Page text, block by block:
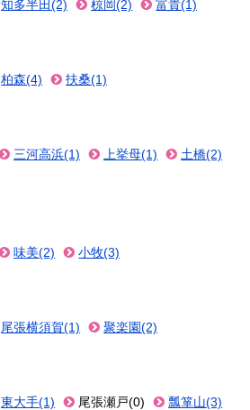
知多半田(2) 椋岡(2) 富貴(1)
柏森(4) 扶桑(1)
三河高浜(1) 上挙母(1)
土橋(2)
味美(2) 小牧(3)
尾張横須賀(1) 聚楽園(2)
東大手(1) 尾張瀬戸(0) 瓢箪山(3)